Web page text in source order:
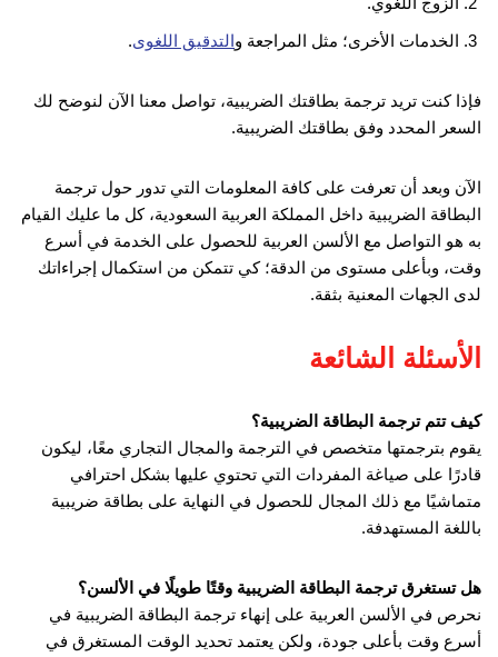
الخدمات الأخرى؛ مثل المراجعة والتدقيق اللغوى.
فإذا كنت تريد ترجمة بطاقتك الضريبية، تواصل معنا الآن لنوضح لك
السعر المحدد وفق بطاقتك الضريبية.
الآن وبعد أن تعرفت على كافة المعلومات التي تدور حول ترجمة
البطاقة الضريبية داخل المملكة العربية السعودية، كل ما عليك القيام
به هو التواصل مع الألسن العربية للحصول على الخدمة في أسرع
وقت، وبأعلى مستوى من الدقة؛ كي تتمكن من استكمال إجراءاتك
لدى الجهات المعنية بثقة.
الأسئلة الشائعة
كيف تتم ترجمة البطاقة الضريبية؟
يقوم بترجمتها متخصص في الترجمة والمجال التجاري معًا، ليكون
قادرًا على صياغة المفردات التي تحتوي عليها بشكل احترافي
متماشيًا مع ذلك المجال للحصول في النهاية على بطاقة ضريبية
باللغة المستهدفة.
هل تستغرق ترجمة البطاقة الضريبية وقتًا طويلً ا في الألسن؟
نحرص في الألسن العربية على إنهاء ترجمة البطاقة الضريبية في
أسرع وقت بأعلى جودة، ولكن يعتمد تحديد الوقت المستغرق في